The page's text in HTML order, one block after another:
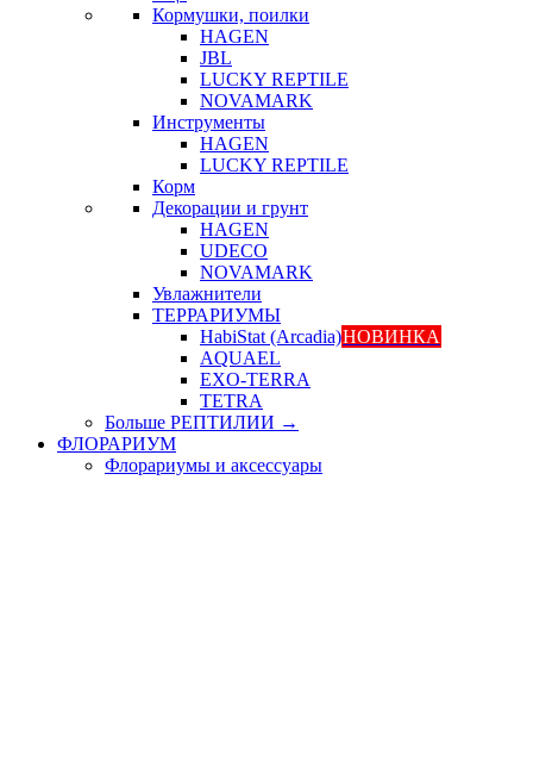
Кормушки, поилки
HAGEN
JBL
LUCKY REPTILE
NOVAMARK
Инструменты
HAGEN
LUCKY REPTILE
Корм
Декорации и грунт
HAGEN
UDECO
NOVAMARK
Увлажнители
ТЕРРАРИУМЫ
HabiStat (Arcadia)НОВИНКА
AQUAEL
EXO-TERRA
TETRA
Больше РЕПТИЛИИ →
ФЛОРАРИУМ
Флорариумы и аксессуары